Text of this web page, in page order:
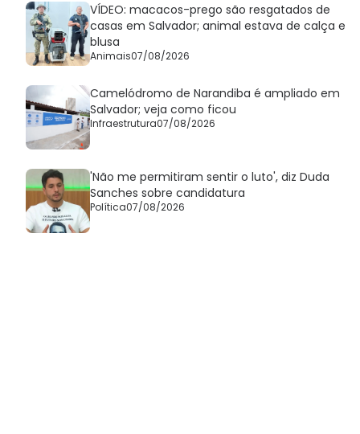
VÍDEO: macacos-prego são resgatados de
casas em Salvador; animal estava de calça e
blusa
Animais07/08/2026
Camelódromo de Narandiba é ampliado em
Salvador; veja como ficou
Infraestrutura07/08/2026
'Não me permitiram sentir o luto', diz Duda
Sanches sobre candidatura
Política07/08/2026